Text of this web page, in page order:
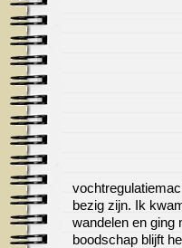
bezig zijn. Ik
wandelen en ging
boodschap blijft